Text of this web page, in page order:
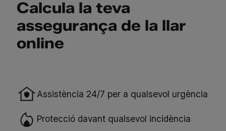
Calcula la teva
assegurança de la llar
online
Assistència 24/7 per a qualsevol urgència
Protecció davant qualsevol incidència